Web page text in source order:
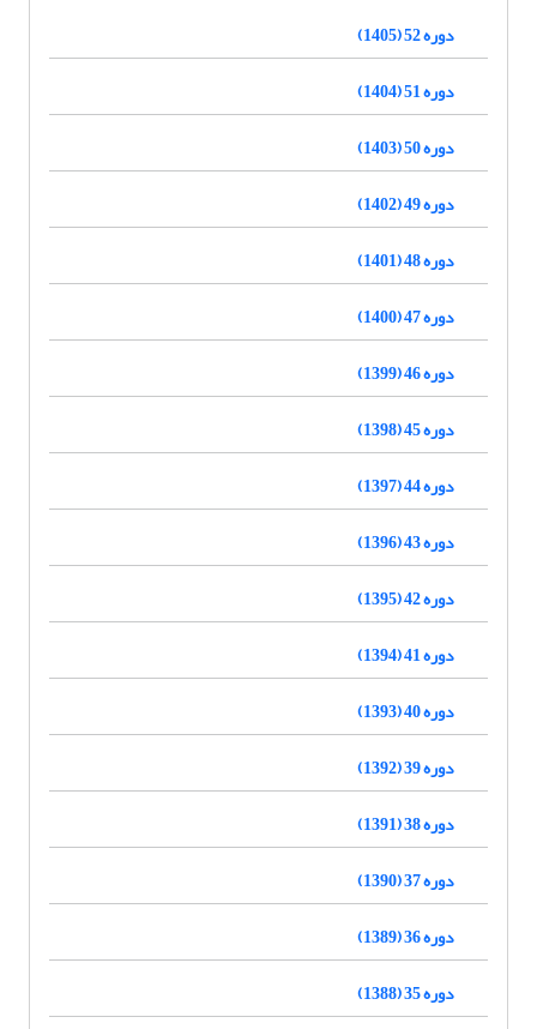
دوره 52 (1405)
دوره 51 (1404)
دوره 50 (1403)
دوره 49 (1402)
دوره 48 (1401)
دوره 47 (1400)
دوره 46 (1399)
دوره 45 (1398)
دوره 44 (1397)
دوره 43 (1396)
دوره 42 (1395)
دوره 41 (1394)
دوره 40 (1393)
دوره 39 (1392)
دوره 38 (1391)
دوره 37 (1390)
دوره 36 (1389)
دوره 35 (1388)